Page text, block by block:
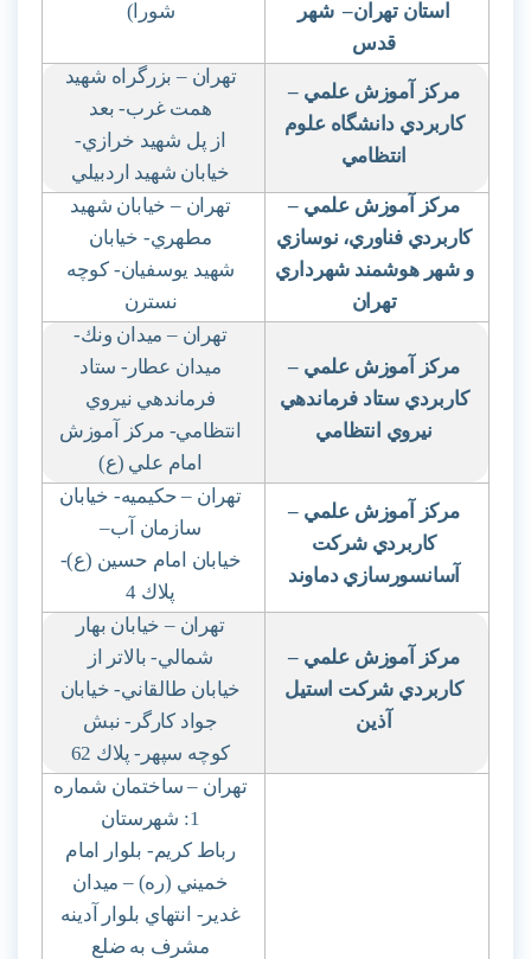
استان تهران– شهر
قدس
شورا)
مركز آموزش علمي –
كاربردي دانشگاه علوم
انتظامي
تهران – بزرگراه شهيد
همت غرب- بعد
از پل شهيد خرازي-
خيابان شهيد اردبيلي
مركز آموزش علمي –
كاربردي فناوري، نوسازي
و شهر هوشمند شهرداري
تهران
تهران – خيابان شهيد
مطهري- خيابان
شهيد يوسفيان- كوچه
نسترن
مركز آموزش علمي –
كاربردي ستاد فرماندهي
نيروي انتظامي
تهران – ميدان ونك-
ميدان عطار- ستاد
فرماندهي نيروي
انتظامي- مركز آموزش
امام علي (ع)
مركز آموزش علمي –
كاربردي شركت
آسانسورسازي دماوند
تهران – حكيميه- خيابان
سازمان آب–
خيابان امام حسين (ع)-
پلاك 4
مركز آموزش علمي –
كاربردي شركت استيل
آذين
تهران – خيابان بهار
شمالي- بالاتر از
خيابان طالقاني- خيابان
جواد كارگر- نبش
كوچه سپهر- پلاك 62
تهران – ساختمان شماره
1: شهرستان
رباط كريم- بلوار امام
خميني (ره) – ميدان
غدير- انتهاي بلوار آدينه
مشرف به ضلع